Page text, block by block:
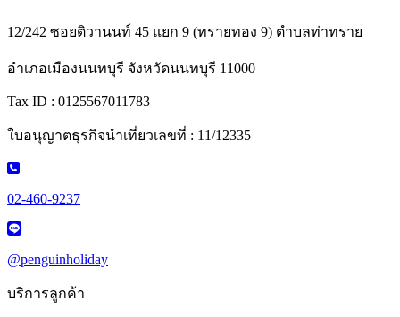
12/242 ซอยติวานนท์ 45 แยก 9 (ทรายทอง 9) ตำบลท่าทราย
อำเภอเมืองนนทบุรี จังหวัดนนทบุรี 11000
Tax ID : 0125567011783
ใบอนุญาตธุรกิจนำเที่ยวเลขที่ : 11/12335
02-460-9237
@penguinholiday
บริการลูกค้า